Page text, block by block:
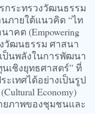
กระทรวงวัฒนธรรม
ภายใต้แนวคิด “ไท
คต (Empowering
งวัฒนธรรม ศาสนา
นพลังในการพัฒนา
เชิงยุทธศาสตร์” ที่
เทศได้อย่างเป็นรูป
Economy)
ยภาพของชุมชนและ